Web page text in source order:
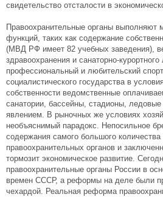
свидетельство отсталости в
Правоохранительные органы выполняют
функций, таких как содержание
(МВД РФ имеет 82 учебных заведения),
здравоохранения и санаторно-курортного
профессиональный и любительский
социалистического государства в
собственности ведомственные
санатории, бассейны, стадионы,
явлением. В рыночных же условиях
необъяснимый парадокс. Непосильное
содержания самого большого
правоохранительных органов и
тормозит экономическое развитие.
правоохранительные органы России в
времен СССР, а реформы на деле были
чехардой. Реальная реформа